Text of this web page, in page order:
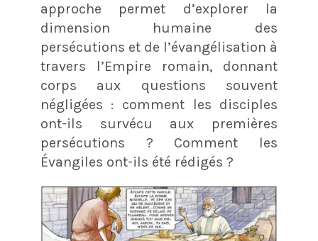
approche permet d’explorer la
dimension humaine des
persécutions et de l’évangélisation à
travers l’Empire romain, donnant
corps aux questions souvent
négligées : comment les disciples
ont-ils survécu aux premières
persécutions ? Comment les
Évangiles ont-ils été rédigés ?